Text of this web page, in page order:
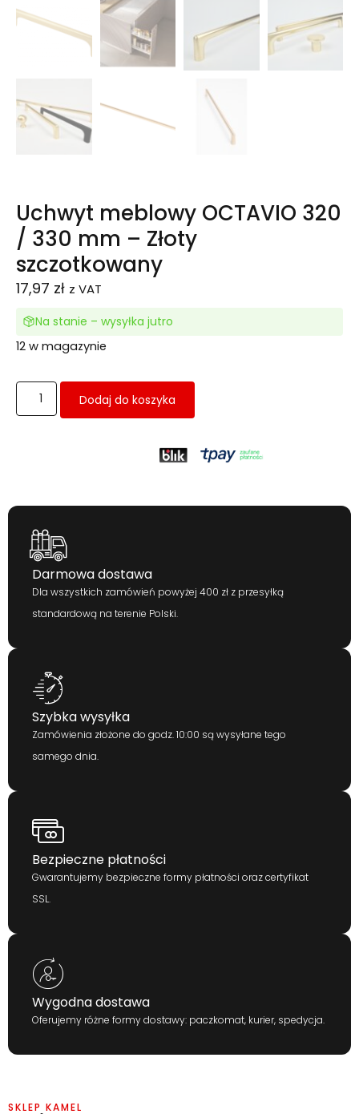
Uchwyt meblowy OCTAVIO 320
/ 330 mm – Złoty
szczotkowany
17,97 zł z VAT
Na stanie – wysyłka jutro
12 w magazynie
Dodaj do koszyka
Darmowa dostawa
Dla wszystkich zamówień powyżej 400 zł z przesyłką
standardową na terenie Polski.
Szybka wysyłka
Zamówienia złożone do godz. 10:00 są wysyłane tego
samego dnia.
Bezpieczne płatności
Gwarantujemy bezpieczne formy płatności oraz certyfikat
SSL.
Wygodna dostawa
Oferujemy różne formy dostawy: paczkomat, kurier, spedycja.
SKLEP KAMEL